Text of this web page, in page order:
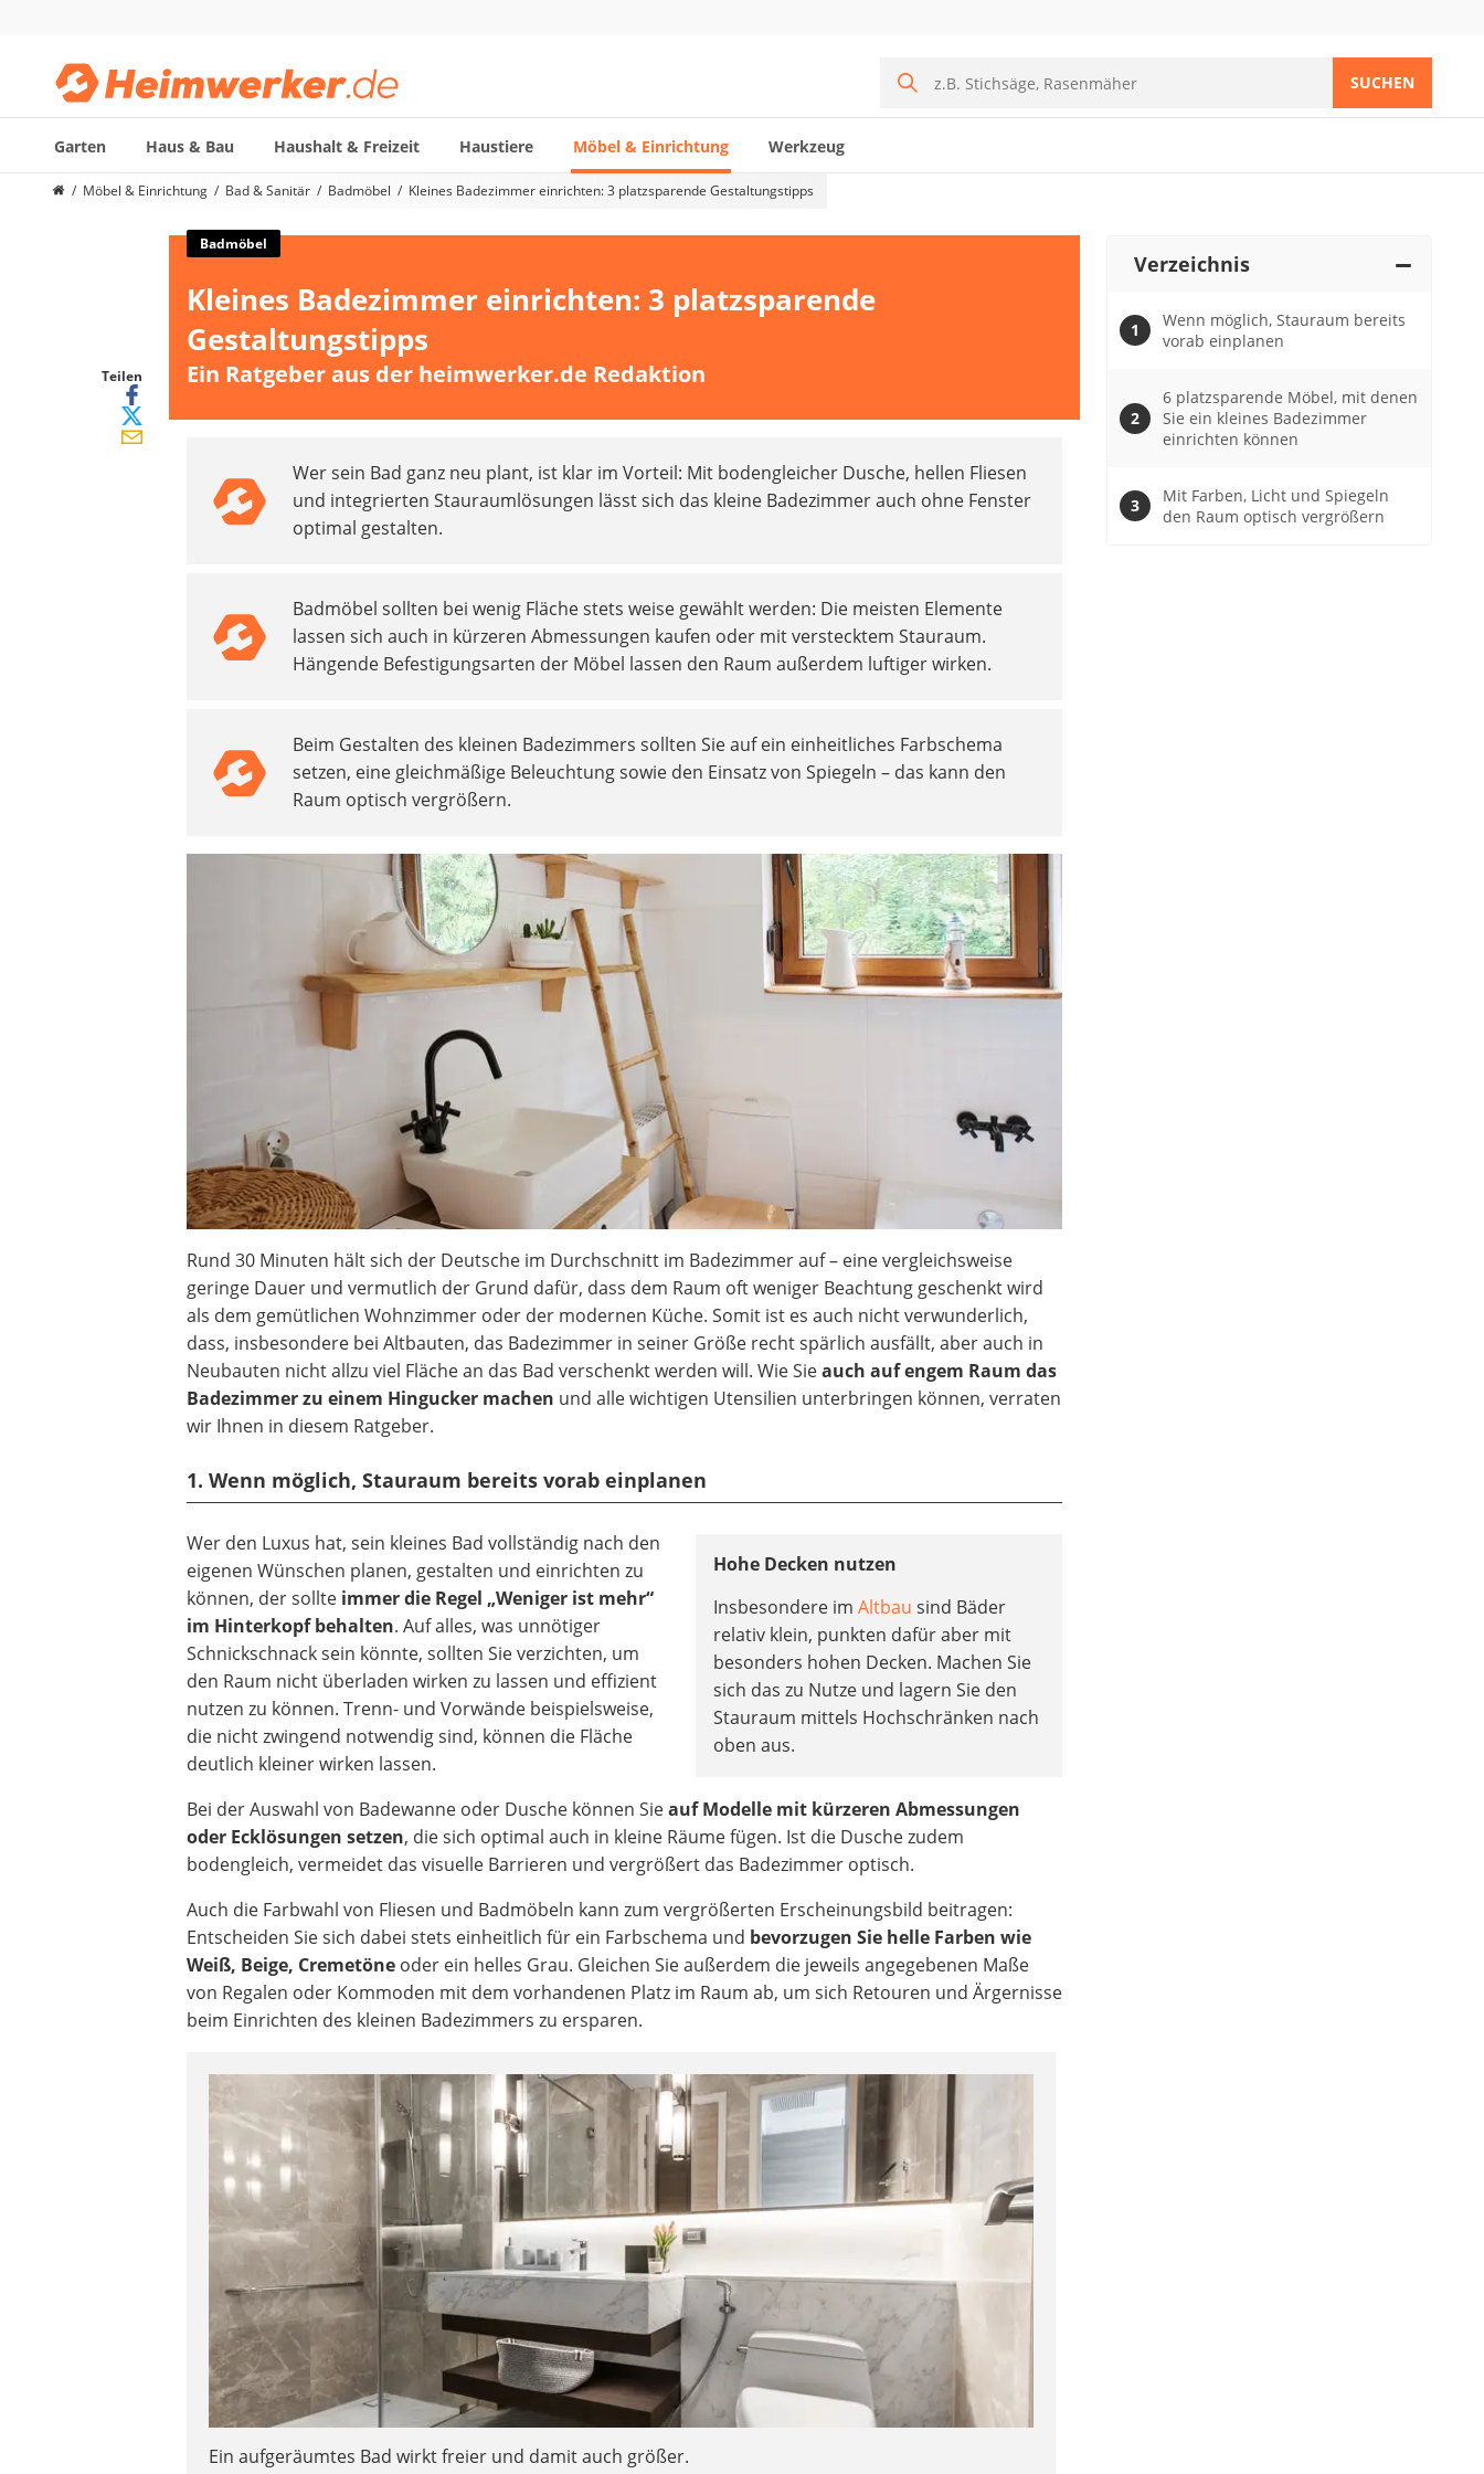
SUCHEN
Garten Haus & Bau Haushalt & Freizeit Haustiere Möbel & Einrichtung Werkzeug
Die beliebtesten Vergleiche nach Kategorie
Spülrandloses WC
Daunendecken
Backofen
HiFi-Lautsprecher
LED-Feuchtraumleuchte
Geschirrspüler 45 cm
Möbel & Einrichtung Bad & Sanitär Badmöbel Kleines Badezimmer einrichten: 3 platzsparende Gestaltungstipps
Teilen
Badmöbel
Kleines Badezimmer einrichten: 3 platzsparende
Gestaltungstipps
Ein Ratgeber aus der heimwerker.de Redaktion
Wer sein Bad ganz neu plant, ist klar im Vorteil: Mit bodengleicher Dusche, hellen Fliesen
und integrierten Stauraumlösungen lässt sich das kleine Badezimmer auch ohne Fenster
optimal gestalten.
Badmöbel sollten bei wenig Fläche stets weise gewählt werden: Die meisten Elemente
lassen sich auch in kürzeren Abmessungen kaufen oder mit verstecktem Stauraum.
Hängende Befestigungsarten der Möbel lassen den Raum außerdem luftiger wirken.
Beim Gestalten des kleinen Badezimmers sollten Sie auf ein einheitliches Farbschema
setzen, eine gleichmäßige Beleuchtung sowie den Einsatz von Spiegeln – das kann den
Raum optisch vergrößern.
Rund 30 Minuten hält sich der Deutsche im Durchschnitt im Badezimmer auf – eine vergleichsweise
geringe Dauer und vermutlich der Grund dafür, dass dem Raum oft weniger Beachtung geschenkt wird
als dem gemütlichen Wohnzimmer oder der modernen Küche. Somit ist es auch nicht verwunderlich,
dass, insbesondere bei Altbauten, das Badezimmer in seiner Größe recht spärlich ausfällt, aber auch in
Neubauten nicht allzu viel Fläche an das Bad verschenkt werden will. Wie Sieauch auf engem Raum das
Badezimmer zu einem Hingucker machen und alle wichtigen Utensilien unterbringen können, verraten
wir Ihnen in diesem Ratgeber.
1. Wenn möglich, Stauraum bereits vorab einplanen
Hohe Decken nutzen
Insbesondere imAltbau sind Bäder
relativ klein, punkten dafür aber mit
besonders hohen Decken. Machen Sie
sich das zu Nutze und lagern Sie den
Stauraum mittels Hochschränken nach
oben aus.
Wer den Luxus hat, sein kleines Bad vollständig nach den
eigenen Wünschen planen, gestalten und einrichten zu
können, der sollte immer die Regel „Weniger ist mehr“
im Hinterkopf behalten. Auf alles, was unnötiger
Schnickschnack sein könnte, sollten Sie verzichten, um
den Raum nicht überladen wirken zu lassen und effizient
nutzen zu können. Trenn- und Vorwände beispielsweise,
die nicht zwingend notwendig sind, können die Fläche
deutlich kleiner wirken lassen.
Bei der Auswahl von Badewanne oder Dusche können Sieauf Modelle mit kürzeren Abmessungen
oder Ecklösungen setzen, die sich optimal auch in kleine Räume fügen. Ist die Dusche zudem
bodengleich, vermeidet das visuelle Barrieren und vergrößert das Badezimmer optisch.
Auch die Farbwahl von Fliesen und Badmöbeln kann zum vergrößerten Erscheinungsbild beitragen:
Entscheiden Sie sich dabei stets einheitlich für ein Farbschema und bevorzugen Sie helle Farben wie
Weiß, Beige, Cremetöne oder ein helles Grau. Gleichen Sie außerdem die jeweils angegebenen Maße
von Regalen oder Kommoden mit dem vorhandenen Platz im Raum ab, um sich Retouren und Ärgernisse
beim Einrichten des kleinen Badezimmers zu ersparen.
Ein aufgeräumtes Bad wirkt freier und damit auch größer.
Verzeichnis
Wenn möglich, Stauraum bereits
vorab einplanen
6 platzsparende Möbel, mit denen
Sie ein kleines Badezimmer
einrichten können
Mit Farben, Licht und Spiegeln
den Raum optisch vergrößern